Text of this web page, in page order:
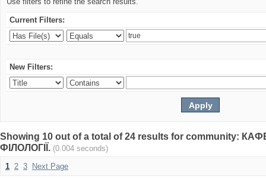
Current Filters:
New Filters:
Showing 10 out of a total of 24 results for community:
ФІЛОЛОГІЇ. (0.004 seconds)
1 2 3 Next Page